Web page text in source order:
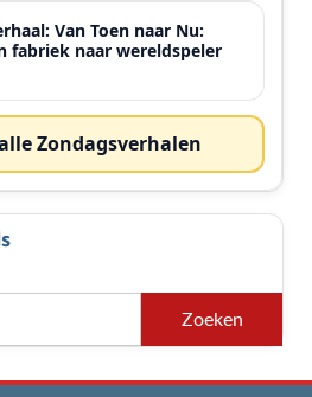
Van Toen naar Nu:
fabriek naar wereldspeler
Zondagsverhalen